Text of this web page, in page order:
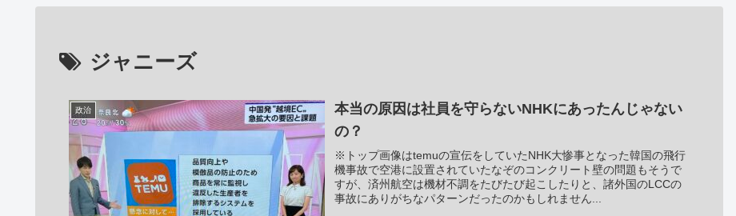
ジャニーズ
政治
本当の原因は社員を守らないNHKにあったんじゃない
の？
※トップ画像はtemuの宣伝をしていたNHK大惨事となった韓国の飛行
機事故で空港に設置されていたなぞのコンクリート壁の問題もそうで
すが、済州航空は機材不調をたびたび起こしたりと、諸外国のLCCの
事故にありがちなパターンだったのかもしれません...